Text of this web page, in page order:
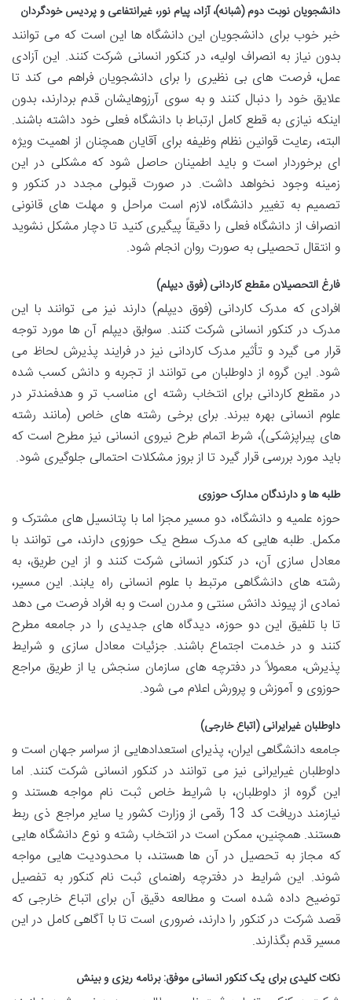
دانشجویان نوبت دوم (شبانه)، آزاد، پیام نور، غیرانتفاعی و پردیس خودگردان
خبر خوب برای دانشجویان این دانشگاه ها این است که می توانند
بدون نیاز به انصراف اولیه، در کنکور انسانی شرکت کنند. این آزادی
عمل، فرصت های بی نظیری را برای دانشجویان فراهم می کند تا
علایق خود را دنبال کنند و به سوی آرزوهایشان قدم بردارند، بدون
اینکه نیازی به قطع کامل ارتباط با دانشگاه فعلی خود داشته باشند.
البته، رعایت قوانین نظام وظیفه برای آقایان همچنان از اهمیت ویژه
ای برخوردار است و باید اطمینان حاصل شود که مشکلی در این
زمینه وجود نخواهد داشت. در صورت قبولی مجدد در کنکور و
تصمیم به تغییر دانشگاه، لازم است مراحل و مهلت های قانونی
انصراف از دانشگاه فعلی را دقیقاً پیگیری کنید تا دچار مشکل نشوید
و انتقال تحصیلی به صورت روان انجام شود.
فارغ التحصیلان مقطع کاردانی (فوق دیپلم)
افرادی که مدرک کاردانی (فوق دیپلم) دارند نیز می توانند با این
مدرک در کنکور انسانی شرکت کنند. سوابق دیپلم آن ها مورد توجه
قرار می گیرد و تأثیر مدرک کاردانی نیز در فرایند پذیرش لحاظ می
شود. این گروه از داوطلبان می توانند از تجربه و دانش کسب شده
در مقطع کاردانی برای انتخاب رشته ای مناسب تر و هدفمندتر در
علوم انسانی بهره ببرند. برای برخی رشته های خاص (مانند رشته
های پیراپزشکی)، شرط اتمام طرح نیروی انسانی نیز مطرح است که
باید مورد بررسی قرار گیرد تا از بروز مشکلات احتمالی جلوگیری شود.
طلبه ها و دارندگان مدارک حوزوی
حوزه علمیه و دانشگاه، دو مسیر مجزا اما با پتانسیل های مشترک و
مکمل. طلبه هایی که مدرک سطح یک حوزوی دارند، می توانند با
معادل سازی آن، در کنکور انسانی شرکت کنند و از این طریق، به
رشته های دانشگاهی مرتبط با علوم انسانی راه یابند. این مسیر،
نمادی از پیوند دانش سنتی و مدرن است و به افراد فرصت می دهد
تا با تلفیق این دو حوزه، دیدگاه های جدیدی را در جامعه مطرح
کنند و در خدمت اجتماع باشند. جزئیات معادل سازی و شرایط
پذیرش، معمولاً در دفترچه های سازمان سنجش یا از طریق مراجع
حوزوی و آموزش و پرورش اعلام می شود.
داوطلبان غیرایرانی (اتباع خارجی)
جامعه دانشگاهی ایران، پذیرای استعدادهایی از سراسر جهان است و
داوطلبان غیرایرانی نیز می توانند در کنکور انسانی شرکت کنند. اما
این گروه از داوطلبان، با شرایط خاص ثبت نام مواجه هستند و
نیازمند دریافت کد 13 رقمی از وزارت کشور یا سایر مراجع ذی ربط
هستند. همچنین، ممکن است در انتخاب رشته و نوع دانشگاه هایی
که مجاز به تحصیل در آن ها هستند، با محدودیت هایی مواجه
شوند. این شرایط در دفترچه راهنمای ثبت نام کنکور به تفصیل
توضیح داده شده است و مطالعه دقیق آن برای اتباع خارجی که
قصد شرکت در کنکور را دارند، ضروری است تا با آگاهی کامل در این
مسیر قدم بگذارند.
نکات کلیدی برای یک کنکور انسانی موفق: برنامه ریزی و بینش